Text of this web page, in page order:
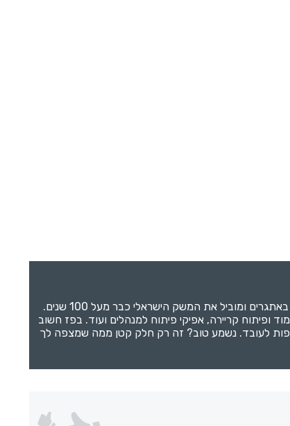
קבוצת פז, חברת הלקוחות האנרגיה והקמעונאות המובילה בישראל, מעניקה לעובדיה עבודה בארגון יציב שמעודד צמיחה, עומד בהצלחה באתגרים ומוביל את המשק הישראלי כבר מעל 100 שנים.
ופיתוח קריירה, אפיקי פיתוח למנהלים ועוד. בפז חשוב
נוספות לעובד. נשמע טוב? זה רק חלק קטן ממה שמצפה לך